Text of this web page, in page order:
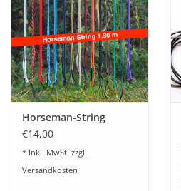
Veranstaltungen
Horseman-String
€14,00
* Inkl. MwSt. zzgl.
Versandkosten